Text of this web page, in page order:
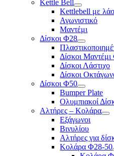
Kettle Bell
Kettlebell με
Αγωνιστικό
Μαντέμι
Δίσκοι Φ28
Δίσκοι
Δίσκοι Λάστιχο
Δίσκοι
Δίσκοι Φ50
Bumper Plate
Ολυμπιακοί
Αλτήρες – Κολάρα
Εξάγωνοι
Βινυλίου
Αλτήρες για
Κολάρα Φ28-50